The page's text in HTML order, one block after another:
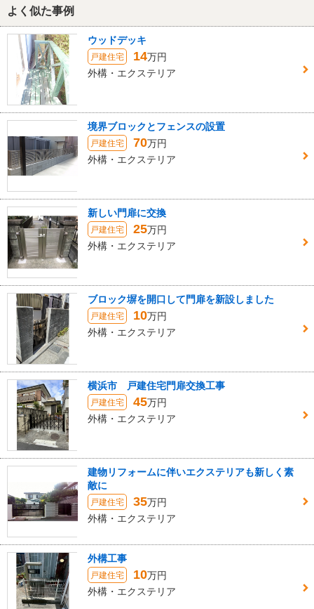
よく似た事例
ウッドデッキ
戸建住宅 14万円
外構・エクステリア
境界ブロックとフェンスの設置
戸建住宅 70万円
外構・エクステリア
新しい門扉に交換
戸建住宅 25万円
外構・エクステリア
ブロック塀を開口して門扉を新設しました
戸建住宅 10万円
外構・エクステリア
横浜市 戸建住宅門扉交換工事
戸建住宅 45万円
外構・エクステリア
建物リフォームに伴いエクステリアも新しく素
敵に
戸建住宅 35万円
外構・エクステリア
外構工事
戸建住宅 10万円
外構・エクステリア